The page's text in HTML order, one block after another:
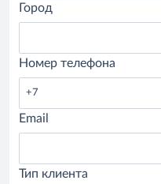
Город
Номер телефона
Email
Тип клиента